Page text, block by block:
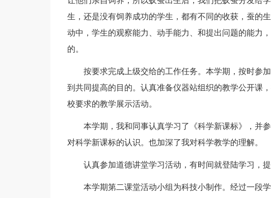
生，还是没有饲养成功的学生，都有不同的收获，蚕的
动中，学生的观察能力、动手能力、和提出问题的能力
的。
按要求完成上级交给的工作任务。本学期，按时参
到共同提高的目的。认真准备仪器站组织的教学公开课
校要求的教学展示活动。
本学期，我和同事认真学习了《科学新课标》，并
对科学新课标的认识。也加深了我对科学教学的理解。
认真参加道德讲堂学习活动，有时间就登陆学习，
本学期第二课堂活动小组为科技小制作。经过一段